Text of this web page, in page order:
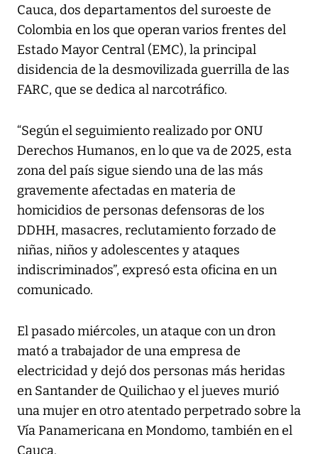
Cauca, dos departamentos del suroeste de
Colombia en los que operan varios frentes del
Estado Mayor Central (EMC), la principal
disidencia de la desmovilizada guerrilla de las
FARC, que se dedica al narcotráfico.
“Según el seguimiento realizado por ONU
Derechos Humanos, en lo que va de 2025, esta
zona del país sigue siendo una de las más
gravemente afectadas en materia de
homicidios de personas defensoras de los
DDHH, masacres, reclutamiento forzado de
niñas, niños y adolescentes y ataques
indiscriminados”, expresó esta oficina en un
comunicado.
El pasado miércoles, un ataque con un dron
mató a trabajador de una empresa de
electricidad y dejó dos personas más heridas
en Santander de Quilichao y el jueves murió
una mujer en otro atentado perpetrado sobre la
Vía Panamericana en Mondomo, también en el
Cauca.